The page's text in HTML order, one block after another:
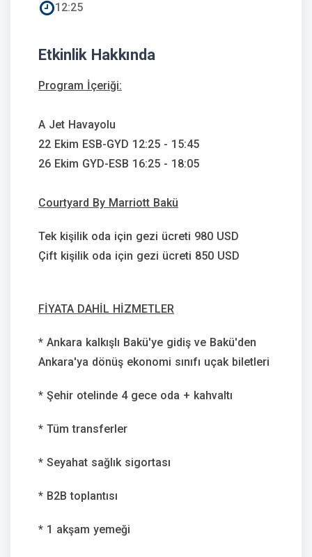
12:25
Etkinlik Hakkında
Program İçeriği:
A Jet Havayolu
22 Ekim ESB-GYD 12:25 - 15:45
26 Ekim GYD-ESB 16:25 - 18:05
Courtyard By Marriott Bakü
Tek kişilik oda için gezi ücreti 980 USD
Çift kişilik oda için gezi ücreti 850 USD
FİYATA DAHİL HİZMETLER
* Ankara kalkışlı Bakü'ye gidiş ve Bakü'den
Ankara'ya dönüş ekonomi sınıfı uçak biletleri
* Şehir otelinde 4 gece oda + kahvaltı
* Tüm transferler
* Seyahat sağlık sigortası
* B2B toplantısı
* 1 akşam yemeği